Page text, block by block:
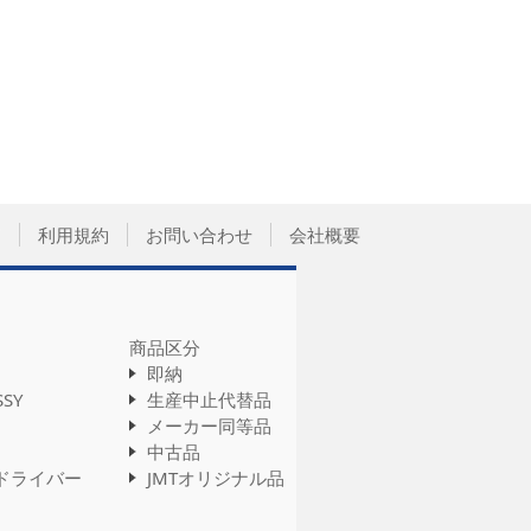
利用規約 お問い合わせ 会社概要
ライバー
商品区分
即納
生産中止代替品
メーカー同等品
中古品
JMTオリジナル品